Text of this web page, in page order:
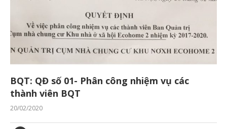
BQT: QĐ số 01- Phân công nhiệm vụ các
thành viên BQT
20/02/2020